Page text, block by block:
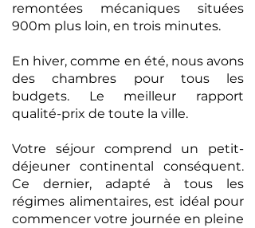
remontées mécaniques situées
900m plus loin, en trois minutes.
En hiver, comme en été, nous avons
des chambres pour tous les
budgets. Le meilleur rapport
qualité-prix de toute la ville.
Votre séjour comprend un petit-
déjeuner continental conséquent.
Ce dernier, adapté à tous les
régimes alimentaires, est idéal pour
commencer votre journée en pleine